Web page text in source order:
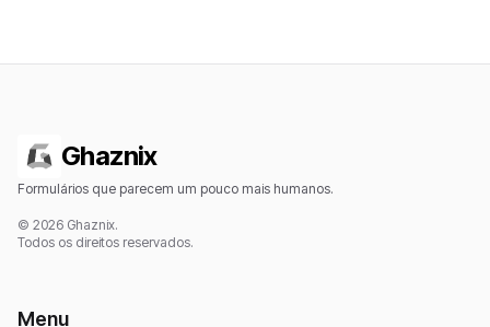
Ghaznix
Formulários que parecem um pouco mais humanos.
© 2026 Ghaznix.
Todos os direitos reservados.
Menu